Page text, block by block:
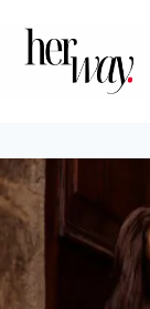
contenuto